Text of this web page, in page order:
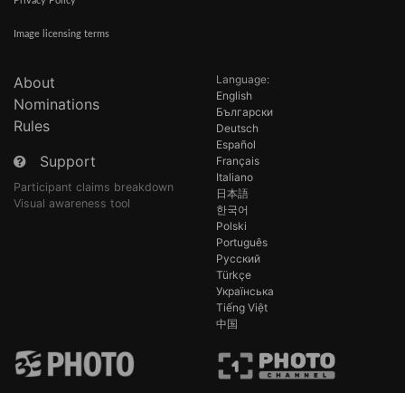
Image licensing terms
About
Nominations
Rules
Support
Participant claims breakdown
Visual awareness tool
Language:
English
Български
Deutsch
Español
Français
Italiano
日本語
한국어
Polski
Português
Русский
Türkçe
Українська
Tiếng Việt
中国